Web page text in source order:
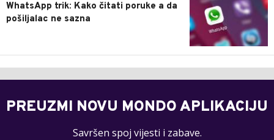
WhatsApp trik: Kako čitati poruke a da
pošiljalac ne sazna
PREUZMI NOVU MONDO APLIKACIJU
Savršen spoj vijesti i zabave.